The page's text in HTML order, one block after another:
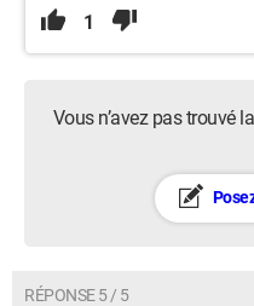
1
Vous n’avez pas trouvé
RÉPONSE 5 / 5